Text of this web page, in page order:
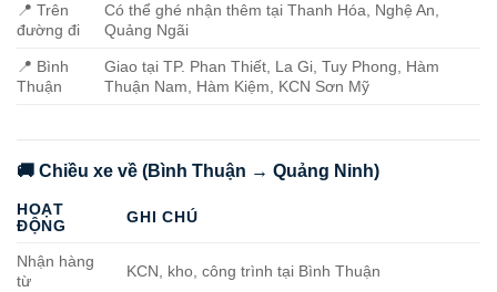
📍 Trên
đường đi
Có thể ghé nhận thêm tại Thanh Hóa, Nghệ An,
Quảng Ngãi
📍 Bình
Thuận
Giao tại TP. Phan Thiết, La Gi, Tuy Phong, Hàm
Thuận Nam, Hàm Kiệm, KCN Sơn Mỹ
🚚 Chiều xe về (Bình Thuận → Quảng Ninh)
HOẠT
ĐỘNG
GHI CHÚ
Nhận hàng
từ
KCN, kho, công trình tại Bình Thuận